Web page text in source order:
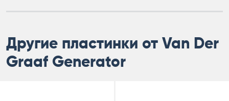
Другие пластинки от Van Der
Graaf Generator